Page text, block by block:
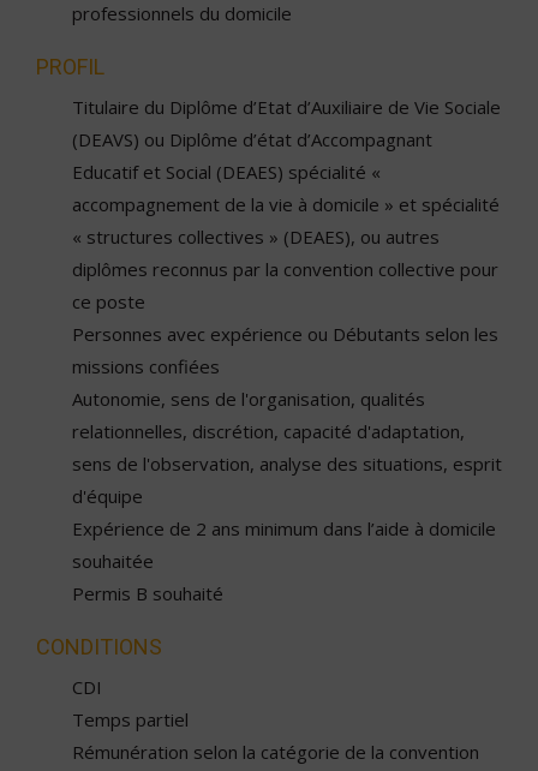
professionnels du domicile
PROFIL
Titulaire du Diplôme d’Etat d’Auxiliaire de Vie Sociale
(DEAVS) ou Diplôme d’état d’Accompagnant
Educatif et Social (DEAES) spécialité «
accompagnement de la vie à domicile » et spécialité
« structures collectives » (DEAES), ou autres
diplômes reconnus par la convention collective pour
ce poste
Personnes avec expérience ou Débutants selon les
missions confiées
Autonomie, sens de l'organisation, qualités
relationnelles, discrétion, capacité d'adaptation,
sens de l'observation, analyse des situations, esprit
d'équipe
Expérience de 2 ans minimum dans l’aide à domicile
souhaitée
Permis B souhaité
CONDITIONS
CDI
Temps partiel
Rémunération selon la catégorie de la convention